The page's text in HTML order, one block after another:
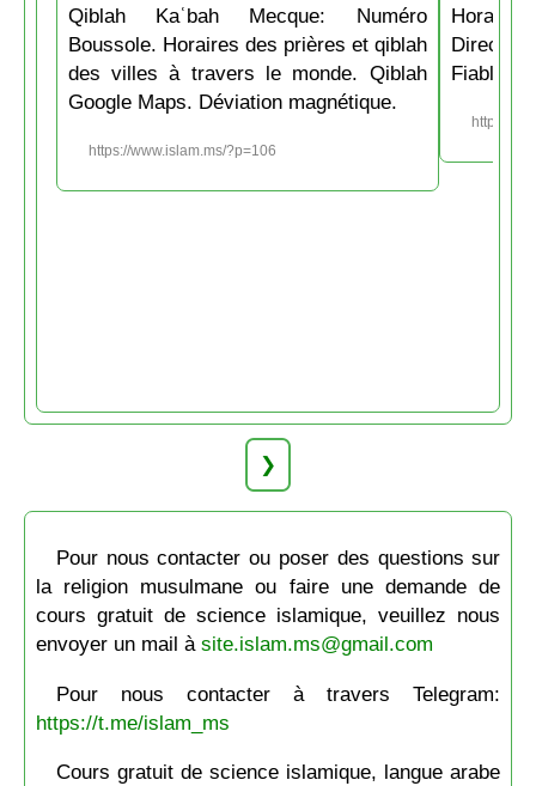
Qiblah Kaʿbah Mecque: Numéro
Boussole. Horaires des prières et qiblah
des villes à travers le monde. Qiblah
Google Maps. Déviation magnétique.
https://www.islam.ms/?p=106
Fiable et
https://
❯
Pour nous contacter ou poser des questions sur
la religion musulmane ou faire une demande de
cours gratuit de science islamique, veuillez nous
envoyer un mail à site.islam.ms@gmail.com
Pour nous contacter à travers Telegram:
https://t.me/islam_ms
Cours gratuit de science islamique, langue arabe